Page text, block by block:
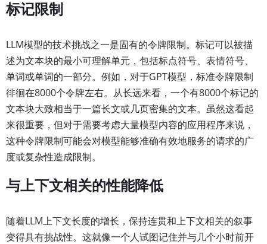
标记限制
LLM模型的技术挑战之一是固有的令牌限制。标记可以被描
述为文本块的最小可理解单元，包括标点符号、表情符号、
单词或单词的一部分。例如，对于GPT模型，标准令牌限制
徘徊在8000个令牌左右。从长远来看，一个有8000个标记的
文本块大致相当于一篇长文或几页密集的文本。虽然这看起
来很重要，但对于需要考虑大量模型内容的应用程序来说，
这种令牌限制可能会对模型能够准确有效地服务的请求的广
度或复杂性造成限制。
与上下文相关的性能降低
随着LLM上下文长度的增长，保持连贯和上下文相关的叙事
变得具有挑战性。这就像一个人试图记住并与几个小时前开